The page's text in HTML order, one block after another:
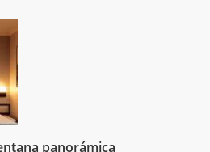
panorámica